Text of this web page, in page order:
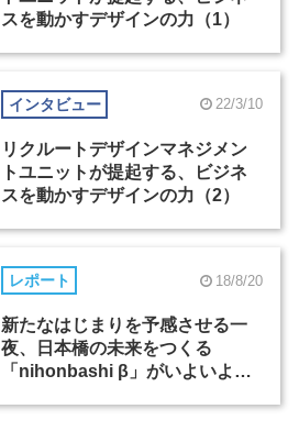
スを動かすデザインの力（1）
インタビュー 22/3/10
リクルートデザインマネジメン
トユニットが提起する、ビジネ
スを動かすデザインの力（2）
レポート 18/8/20
新たなはじまりを予感させる一
夜、日本橋の未来をつくる
「nihonbashi β」がいよいよロ